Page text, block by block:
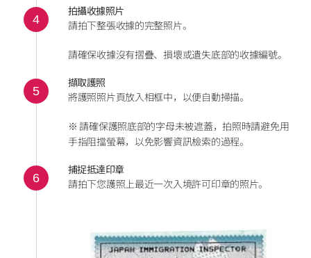
4
拍攝收據照片
請拍下整張收據的完整照片。
請確保收據沒有摺疊、損壞或遺失底部的收據編號。
5
擷取護照
將護照照片頁放入相框中，以便自動掃描。
※ 請確保護照底部的字母未被遮蓋，拍照時請避免用
手指阻擋螢幕，以免影響資訊檢索的過程。
6
捕捉抵達印章
請拍下您護照上最近一次入境許可印章的照片。